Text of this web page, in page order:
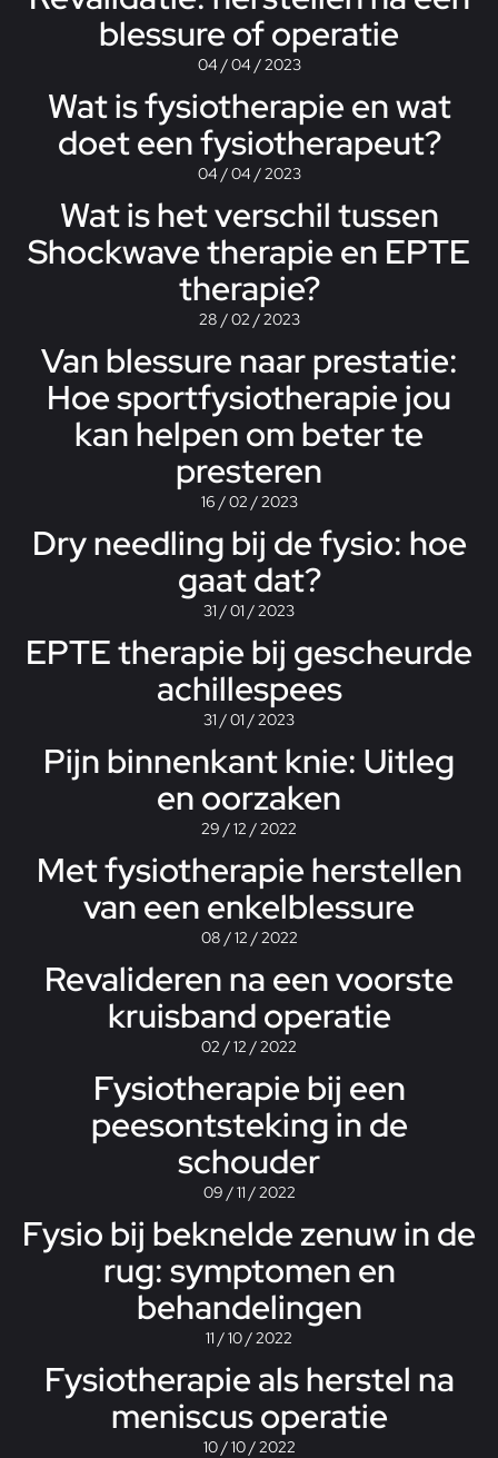
blessure of operatie
04 / 04 / 2023
Wat is fysiotherapie en wat
doet een fysiotherapeut?
04 / 04 / 2023
Wat is het verschil tussen
Shockwave therapie en EPTE
therapie?
28 / 02 / 2023
Van blessure naar prestatie:
Hoe sportfysiotherapie jou
kan helpen om beter te
presteren
16 / 02 / 2023
Dry needling bij de fysio: hoe
gaat dat?
31 / 01 / 2023
EPTE therapie bij gescheurde
achillespees
31 / 01 / 2023
Pijn binnenkant knie: Uitleg
en oorzaken
29 / 12 / 2022
Met fysiotherapie herstellen
van een enkelblessure
08 / 12 / 2022
Revalideren na een voorste
kruisband operatie
02 / 12 / 2022
Fysiotherapie bij een
peesontsteking in de
schouder
09 / 11 / 2022
Fysio bij beknelde zenuw in de
rug: symptomen en
behandelingen
11 / 10 / 2022
Fysiotherapie als herstel na
meniscus operatie
10 / 10 / 2022